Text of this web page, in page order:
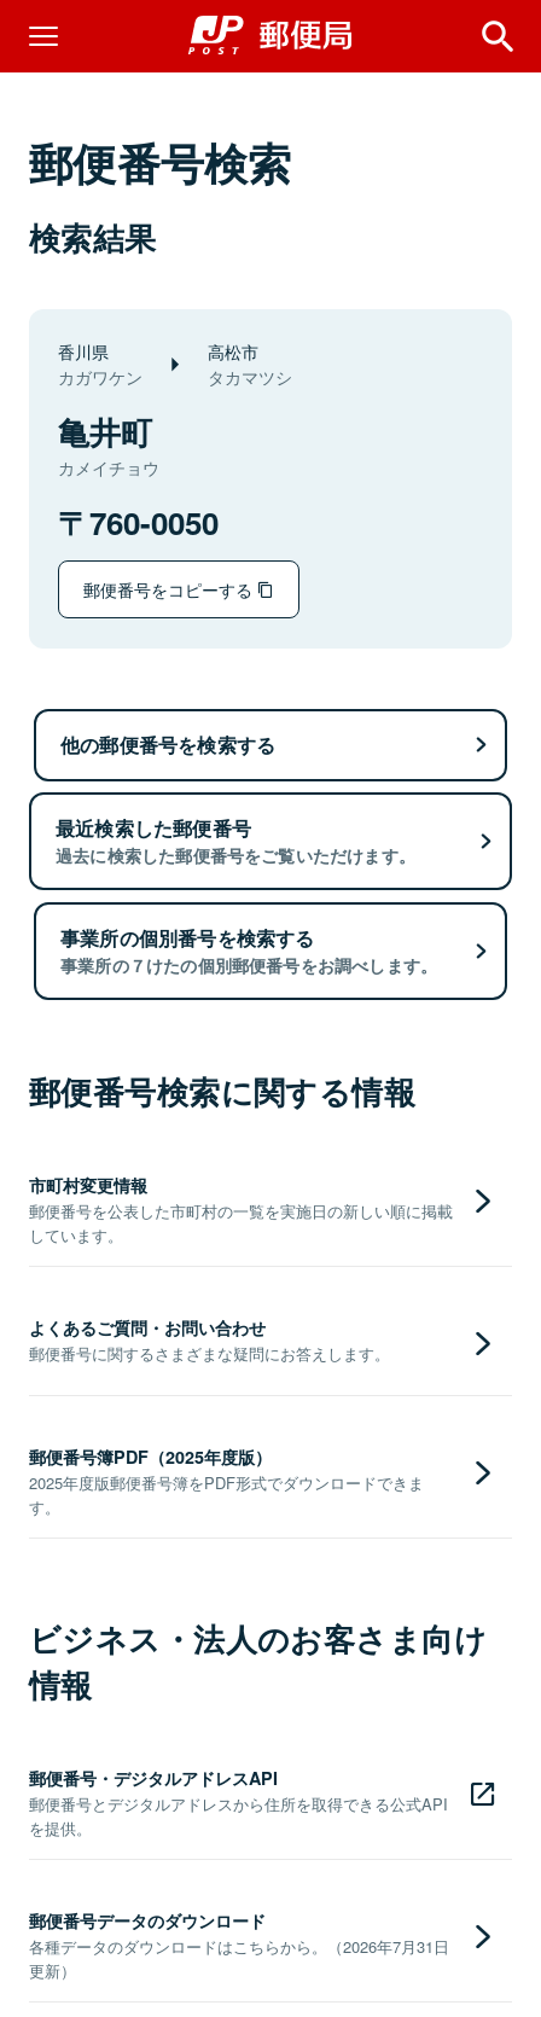
郵便番号検索
検索結果
香川県
カガワケン
高松市
タカマツシ
亀井町
カメイチョウ
760-0050
郵便番号をコピーする
他の郵便番号を検索する
最近検索した郵便番号
過去に検索した郵便番号をご覧いただけます。
事業所の個別番号を検索する
事業所の７けたの個別郵便番号をお調べします。
郵便番号検索に関する情報
市町村変更情報
郵便番号を公表した市町村の一覧を実施日の新しい順に掲載
しています。
よくあるご質問・お問い合わせ
郵便番号に関するさまざまな疑問にお答えします。
郵便番号簿PDF（2025年度版）
2025年度版郵便番号簿をPDF形式でダウンロードできま
す。
ビジネス・法人のお客さま向け
情報
郵便番号・デジタルアドレスAPI
郵便番号とデジタルアドレスから住所を取得できる公式API
を提供。
郵便番号データのダウンロード
各種データのダウンロードはこちらから。（2026年7月31日
更新）